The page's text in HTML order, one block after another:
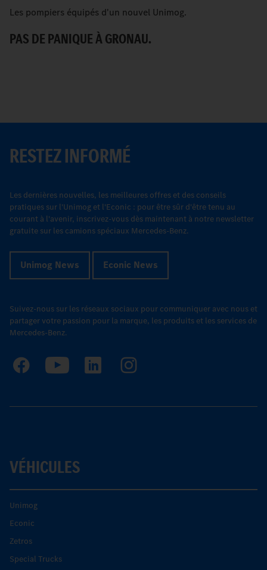
Les pompiers équipés d'un nouvel Unimog.
PAS DE PANIQUE À GRONAU.
RESTEZ INFORMÉ
Les dernières nouvelles, les meilleures offres et des conseils
pratiques sur l'Unimog et l'Econic : pour être sûr d'être tenu au
courant à l'avenir, inscrivez-vous dès maintenant à notre newsletter
gratuite sur les camions spéciaux Mercedes-Benz.
Unimog News Econic News
Suivez-nous sur les réseaux sociaux pour communiquer avec nous et
partager votre passion pour la marque, les produits et les services de
Mercedes-Benz.
VÉHICULES
Unimog
Econic
Zetros
Special Trucks